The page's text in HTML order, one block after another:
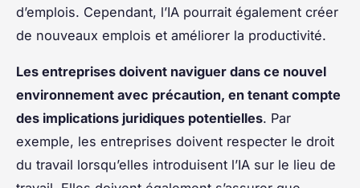
d’emplois. Cependant, l’IA pourrait également créer
de nouveaux emplois et améliorer la productivité.
Les entreprises doivent naviguer dans ce nouvel
environnement avec précaution, en tenant compte
des implications juridiques potentielles. Par
exemple, les entreprises doivent respecter le droit
du travail lorsqu’elles introduisent l’IA sur le lieu de